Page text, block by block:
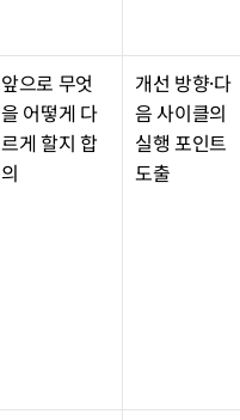
앞으로 무엇
을 어떻게 다
르게 할지 합
의
개선 방향·다
음 사이클의
실행 포인트
도출